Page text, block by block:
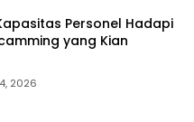
Personel Hadapi
yang Kian
2026